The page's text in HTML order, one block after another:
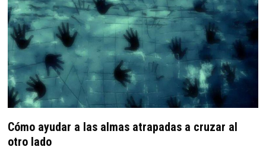
Cómo ayudar a las almas atrapadas a cruzar al
otro lado